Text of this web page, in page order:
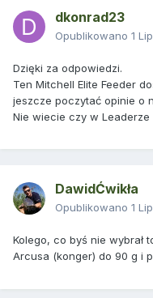
dkonrad23
Opublikowano 1
Dzięki za odpowiedzi.
Ten Mitchell Elite Feeder
jeszcze poczytać opinie o
Nie wiecie czy w Leaderze
DawidĆwikła
Opublikowano 1
Kolego, co byś nie wybrał
Arcusa (konger) do 90 g i